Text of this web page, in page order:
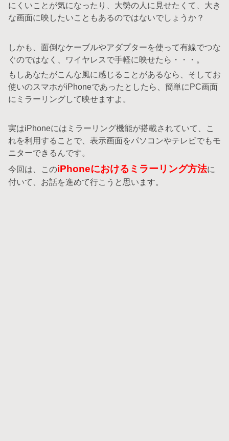
にくいことが気になったり、大勢の人に見せたくて、大き
な画面に映したいこともあるのではないでしょうか？
しかも、面倒なケーブルやアダプターを使って有線でつな
ぐのではなく、ワイヤレスで手軽に映せたら・・・。
もしあなたがこんな風に感じることがあるなら、そしてお
使いのスマホがiPhoneであったとしたら、簡単にPC画面
にミラーリングして映せますよ。
実はiPhoneにはミラーリング機能が搭載されていて、こ
れを利用することで、表示画面をパソコンやテレビでもモ
ニターできるんです。
今回は、このiPhoneにおけるミラーリング方法に
付いて、お話を進めて行こうと思います。